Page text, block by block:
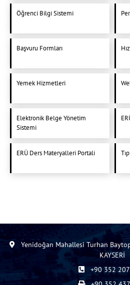
Öğrenci Bilgi Sistemi
Başvuru Formları
Yemek Hizmetleri
Elektronik Belge Yönetim
Sistemi
ERÜ Ders Materyalleri Portali
Yenidoğan Mahallesi Turhan
KAYSERİ
+90 352